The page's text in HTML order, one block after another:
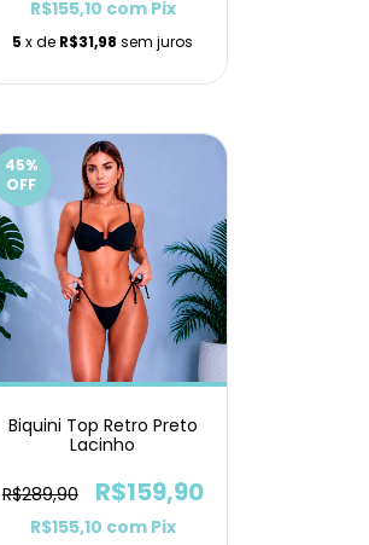
R$155,10 com Pix
5 x de R$31,98 sem juros
45%
OFF
Biquini Top Retro Preto
Lacinho
R$289,90 R$159,90
R$155,10 com Pix